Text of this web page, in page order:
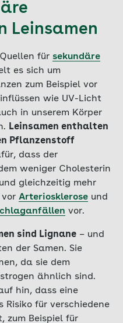
Leinsamen
für sekundäre
es sich um
zum Beispiel vor
wie UV-Licht
in unserem Körper
Leinsamen enthalten
Pflanzenstoff
dass der
weniger Cholesterin
gleichzeitig mehr
Arteriosklerose und
vor.
sind Lignane – und
der Samen. Sie
da sie dem
ähnlich sind.
hin, dass eine
Risiko für verschiedene
zum Beispiel für